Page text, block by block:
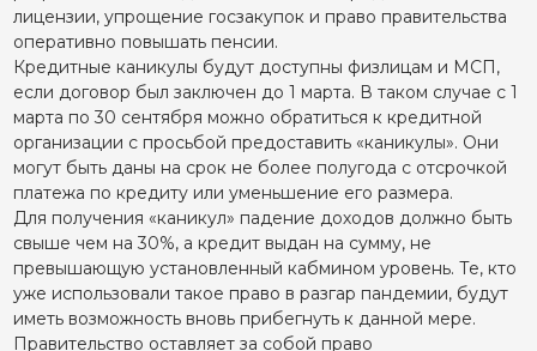
лицензии, упрощение госзакупок и право правительства
оперативно повышать пенсии.
Кредитные каникулы будут доступны физлицам и МСП,
если договор был заключен до 1 марта. В таком случае с 1
марта по 30 сентября можно обратиться к кредитной
организации с просьбой предоставить «каникулы». Они
могут быть даны на срок не более полугода с отсрочкой
платежа по кредиту или уменьшение его размера.
Для получения «каникул» падение доходов должно быть
свыше чем на 30%, а кредит выдан на сумму, не
превышающую установленный кабмином уровень. Те, кто
уже использовали такое право в разгар пандемии, будут
иметь возможность вновь прибегнуть к данной мере.
Правительство оставляет за собой право